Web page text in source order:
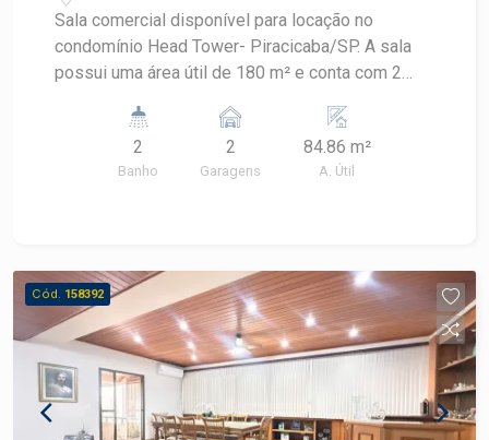
Sala comercial disponível para locação no
condomínio Head Tower- Piracicaba/SP. A sala
possui uma área útil de 180 m² e conta com 2
banheiros, 2 copas, Sala de reunião e ar
condicionado em todas as salas. Excelente
localização e infraestrutura. Ideal para diversos
2
Banho
2
Garagens
84.86 m²
A. Útil
Cód. 158392